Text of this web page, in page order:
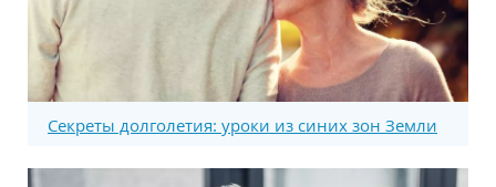
Секреты долголетия: уроки из синих зон Земли